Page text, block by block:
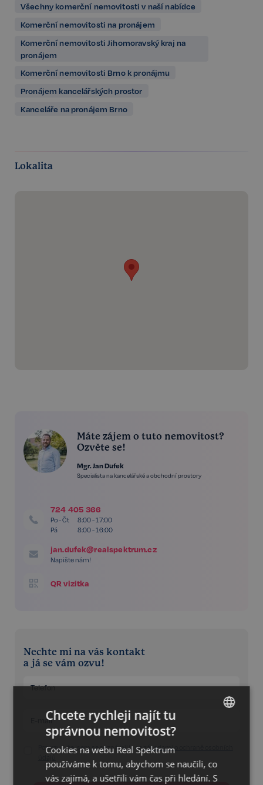
Všechny komerční nemovitosti v naší nabídce
Komerční nemovitosti na pronájem
Komerční nemovitosti Jihomoravský kraj na
pronájem
Komerční nemovitosti Brno k pronájmu
Pronájem kancelářských prostor
Kanceláře na pronájem Brno
Lokalita
Máte zájem o tuto nemovitost?
Ozvěte se!
Mgr. Jan Dufek
Specialista na kancelářské a obchodní prostory
724 405 366
Po - Čt
8:00 - 17:00
Pá
8:00 - 16:00
jan.dufek@realspektrum.cz
Napište nám!
QR vizitka
Nechte mi na vás kontakt
a já se vám ozvu!
Potvrzuji, že jsem se seznámil/a sezásadami o ochraně osobních
Chcete rychleji najít tu
správnou nemovitost?
Cookies na webu Real Spektrum
používáme k tomu, abychom se naučili, co
vás zajímá, a ušetřili vám čas při hledání. S